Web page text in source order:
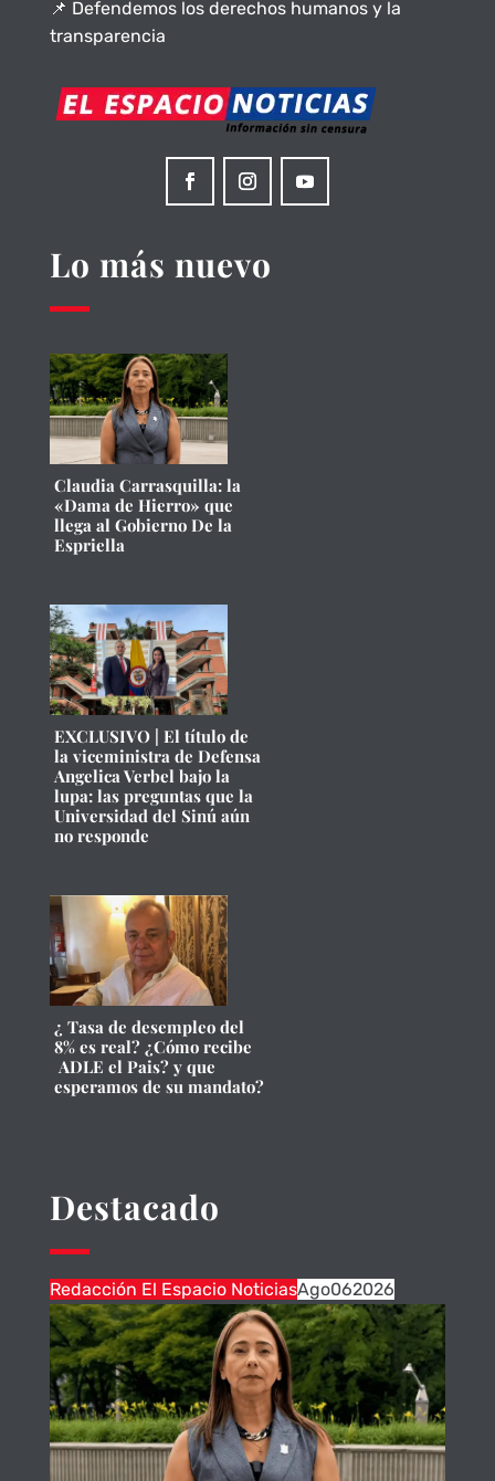
📌 Defendemos los derechos humanos y la
transparencia
Lo más nuevo
Claudia Carrasquilla: la
«Dama de Hierro» que
llega al Gobierno De la
Espriella
EXCLUSIVO | El título de
la viceministra de Defensa
Angelica Verbel bajo la
lupa: las preguntas que la
Universidad del Sinú aún
no responde
¿ Tasa de desempleo del
8% es real? ¿Cómo recibe
ADLE el Pais? y que
esperamos de su mandato?
Destacado
Redacción El Espacio NoticiasAgo062026